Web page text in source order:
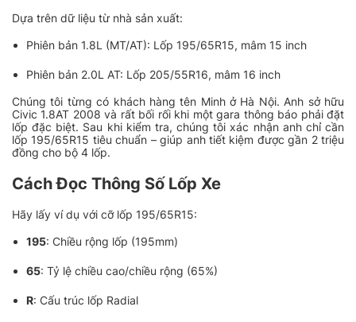
Lốp Michelin 205/55R16 94W Pilot
2.395.000₫
Lốp Maxxis 205/55R16 MAP5
Dựa trên dữ liệu từ nhà sản xuất:
Phiên bản 1.8L (MT/AT): Lốp 195/65R15, mâm 15 inch
Phiên bản 2.0L AT: Lốp 205/55R16, mâm 16 inch
Chúng tôi từng có khách hàng tên Minh ở Hà Nội. Anh sở hữu
Civic 1.8AT 2008 và rất bối rối khi một gara thông báo phải đặt
lốp đặc biệt. Sau khi kiểm tra, chúng tôi xác nhận anh chỉ cần
lốp 195/65R15 tiêu chuẩn – giúp anh tiết kiệm được gần 2 triệu
đồng cho bộ 4 lốp.
Cách Đọc Thông Số Lốp Xe
Hãy lấy ví dụ với cỡ lốp 195/65R15:
195: Chiều rộng lốp (195mm)
65: Tỷ lệ chiều cao/chiều rộng (65%)
R: Cấu trúc lốp Radial